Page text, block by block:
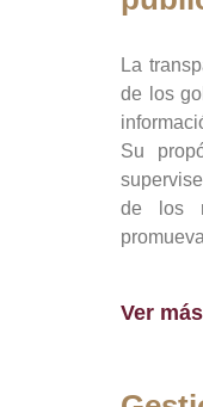
La
de los
Su
de los
Ver más